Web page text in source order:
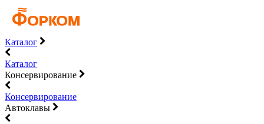
Каталог
Каталог
Консервирование
Консервирование
Автоклавы